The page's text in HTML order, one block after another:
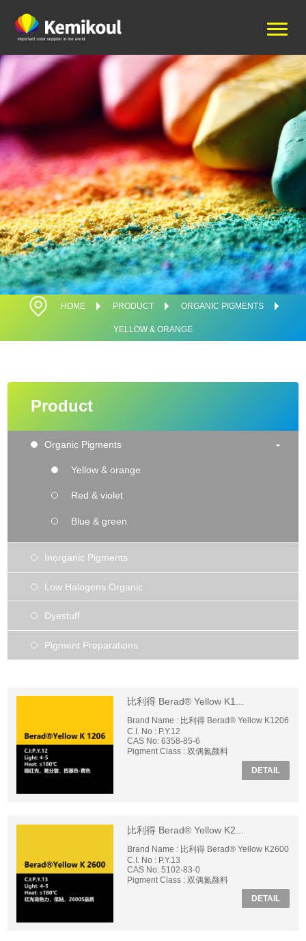
HOME PRODUCT ORGANIC PIGMENTS
YELLOW & ORANGE
Product
Organic Pigments -
Yellow & orange
Red & violet
Blue & green
Inorganic Pigments
Low Halogens Organic
Dyestuff
Pigment Preparations
比利得 Berad® Yellow K1...
Brand Name : 比利得 Berad® Yellow K1206
C.I. No : P.Y.12
CAS No: 6358-85-6
Pigment Class : 双偶氮颜料
DETAIL
比利得 Berad® Yellow K2...
Brand Name : 比利得 Berad® Yellow K2600
C.I. No : P.Y.13
CAS No: 5102-83-0
Pigment Class : 双偶氮颜料
DETAIL